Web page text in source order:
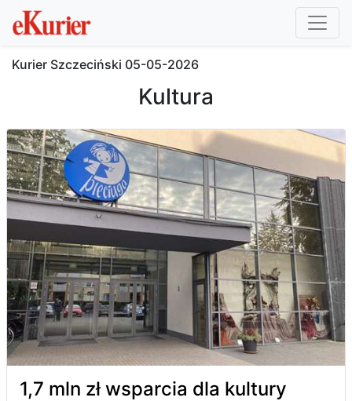
Kurier Szczeciński 05-05-2026
Kultura
1,7 mln zł wsparcia dla kultury